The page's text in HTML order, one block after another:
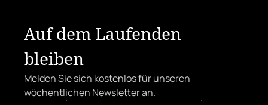
Auf dem Laufenden
bleiben
Melden Sie sich kostenlos für unseren
wöchentlichen Newsletter an.